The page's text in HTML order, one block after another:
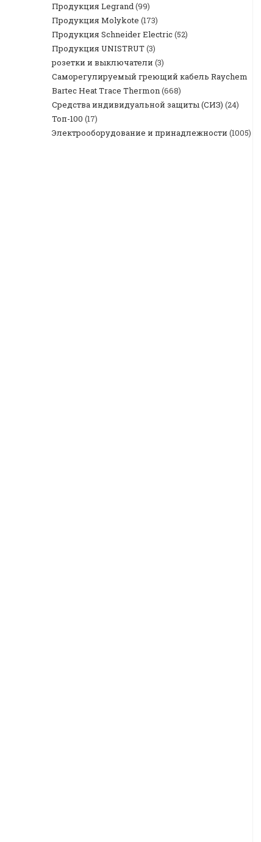
Продукция Legrand(99)
Продукция Molykote (173)
Продукция Schneider Electric(52)
Продукция UNISTRUT(3)
розетки и выключатели (3)
Саморегулируемый греющий кабель Raychem
Bartec Heat Trace Thermon(668)
Средства индивидуальной защиты (СИЗ) (24)
Топ-100 (17)
Электрооборудование и принадлежности (1005)